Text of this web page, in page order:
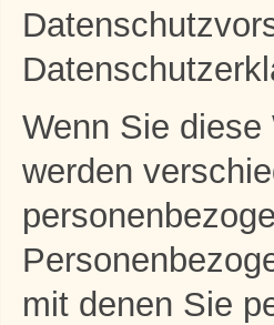
Wenn Sie
werden
mit denen Sie